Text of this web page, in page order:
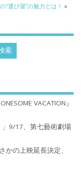
の“運び屋”の魅力とは！ »
VACATION』
」9/17、第七藝術劇場
かの上映延長決定、